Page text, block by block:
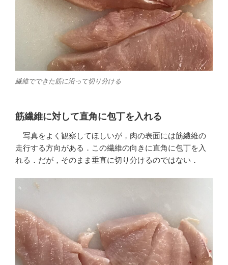
繊維でできた筋に沿って切り分ける
筋繊維に対して直角に包丁を入れる
写真をよく観察してほしいが，肉の表面には筋繊維の
走行する方向がある．この繊維の向きに直角に包丁を入
れる．だが，そのまま垂直に切り分けるのではない．